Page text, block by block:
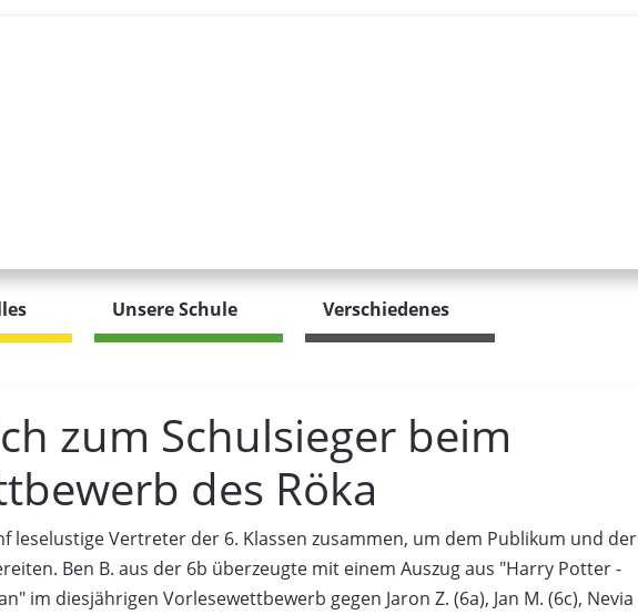
Unsere Schule Verschiedenes
zum Schulsieger beim
des Röka
leselustige Vertreter der 6. Klassen zusammen, um dem Publikum und der
Ben B. aus der 6b überzeugte mit einem Auszug aus "Harry Potter -
im diesjährigen Vorlesewettbewerb gegen Jaron Z. (6a), Jan M. (6c), Nevia